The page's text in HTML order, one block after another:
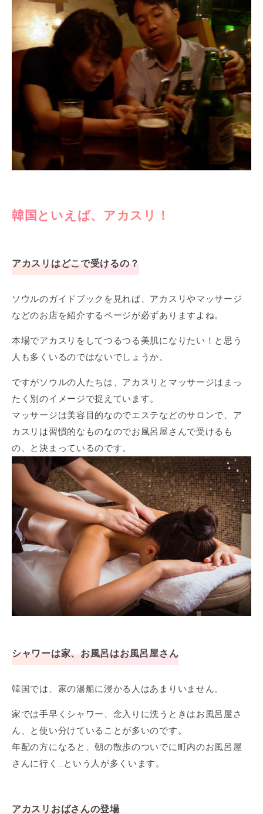
韓国といえば、アカスリ！
アカスリはどこで受けるの？
ソウルのガイドブックを見れば、アカスリやマッサージ
などのお店を紹介するページが必ずありますよね。
本場でアカスリをしてつるつる美肌になりたい！と思う
人も多くいるのではないでしょうか。
ですがソウルの人たちは、アカスリとマッサージはまっ
たく別のイメージで捉えています。
マッサージは美容目的なのでエステなどのサロンで、ア
カスリは習慣的なものなのでお風呂屋さんで受けるも
の、と決まっているのです。
シャワーは家、お風呂はお風呂屋さん
韓国では、家の湯船に浸かる人はあまりいません。
家では手早くシャワー、念入りに洗うときはお風呂屋さ
ん、と使い分けていることが多いのです。
年配の方になると、朝の散歩のついでに町内のお風呂屋
さんに行く…という人が多くいます。
アカスリおばさんの登場